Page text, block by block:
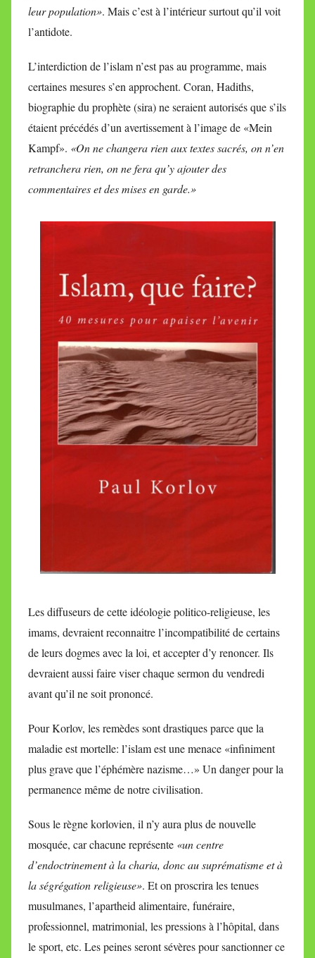
leur population». Mais c’est à l’intérieur surtout qu’il voit
l’antidote.
L’interdiction de l’islam n’est pas au programme, mais
certaines mesures s’en approchent. Coran, Hadiths,
biographie du prophète (sira) ne seraient autorisés que s’ils
étaient précédés d’un avertissement à l’image de «Mein
Kampf». «On ne changera rien aux textes sacrés, on n’en
retranchera rien, on ne fera qu’y ajouter des
commentaires et des mises en garde.»
Les diffuseurs de cette idéologie politico-religieuse, les
imams, devraient reconnaitre l’incompatibilité de certains
de leurs dogmes avec la loi, et accepter d’y renoncer. Ils
devraient aussi faire viser chaque sermon du vendredi
avant qu’il ne soit prononcé.
Pour Korlov, les remèdes sont drastiques parce que la
maladie est mortelle: l’islam est une menace «infiniment
plus grave que l’éphémère nazisme…» Un danger pour la
permanence même de notre civilisation.
Sous le règne korlovien, il n’y aura plus de nouvelle
mosquée, car chacune représente «un centre
d’endoctrinement à la charia, donc au suprématisme et à
la ségrégation religieuse». Et on proscrira les tenues
musulmanes, l’apartheid alimentaire, funéraire,
professionnel, matrimonial, les pressions à l’hôpital, dans
le sport, etc. Les peines seront sévères pour sanctionner ce